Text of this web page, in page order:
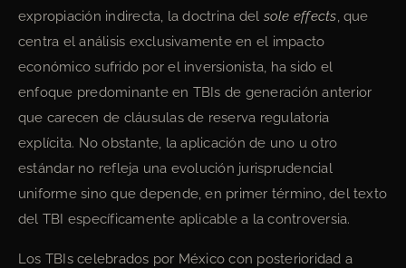
expropiación indirecta, la doctrina del sole effects, que
centra el análisis exclusivamente en el impacto
económico sufrido por el inversionista, ha sido el
enfoque predominante en TBIs de generación anterior
que carecen de cláusulas de reserva regulatoria
explícita. No obstante, la aplicación de uno u otro
estándar no refleja una evolución jurisprudencial
uniforme sino que depende, en primer término, del texto
del TBI específicamente aplicable a la controversia.
Los TBIs celebrados por México con posterioridad a